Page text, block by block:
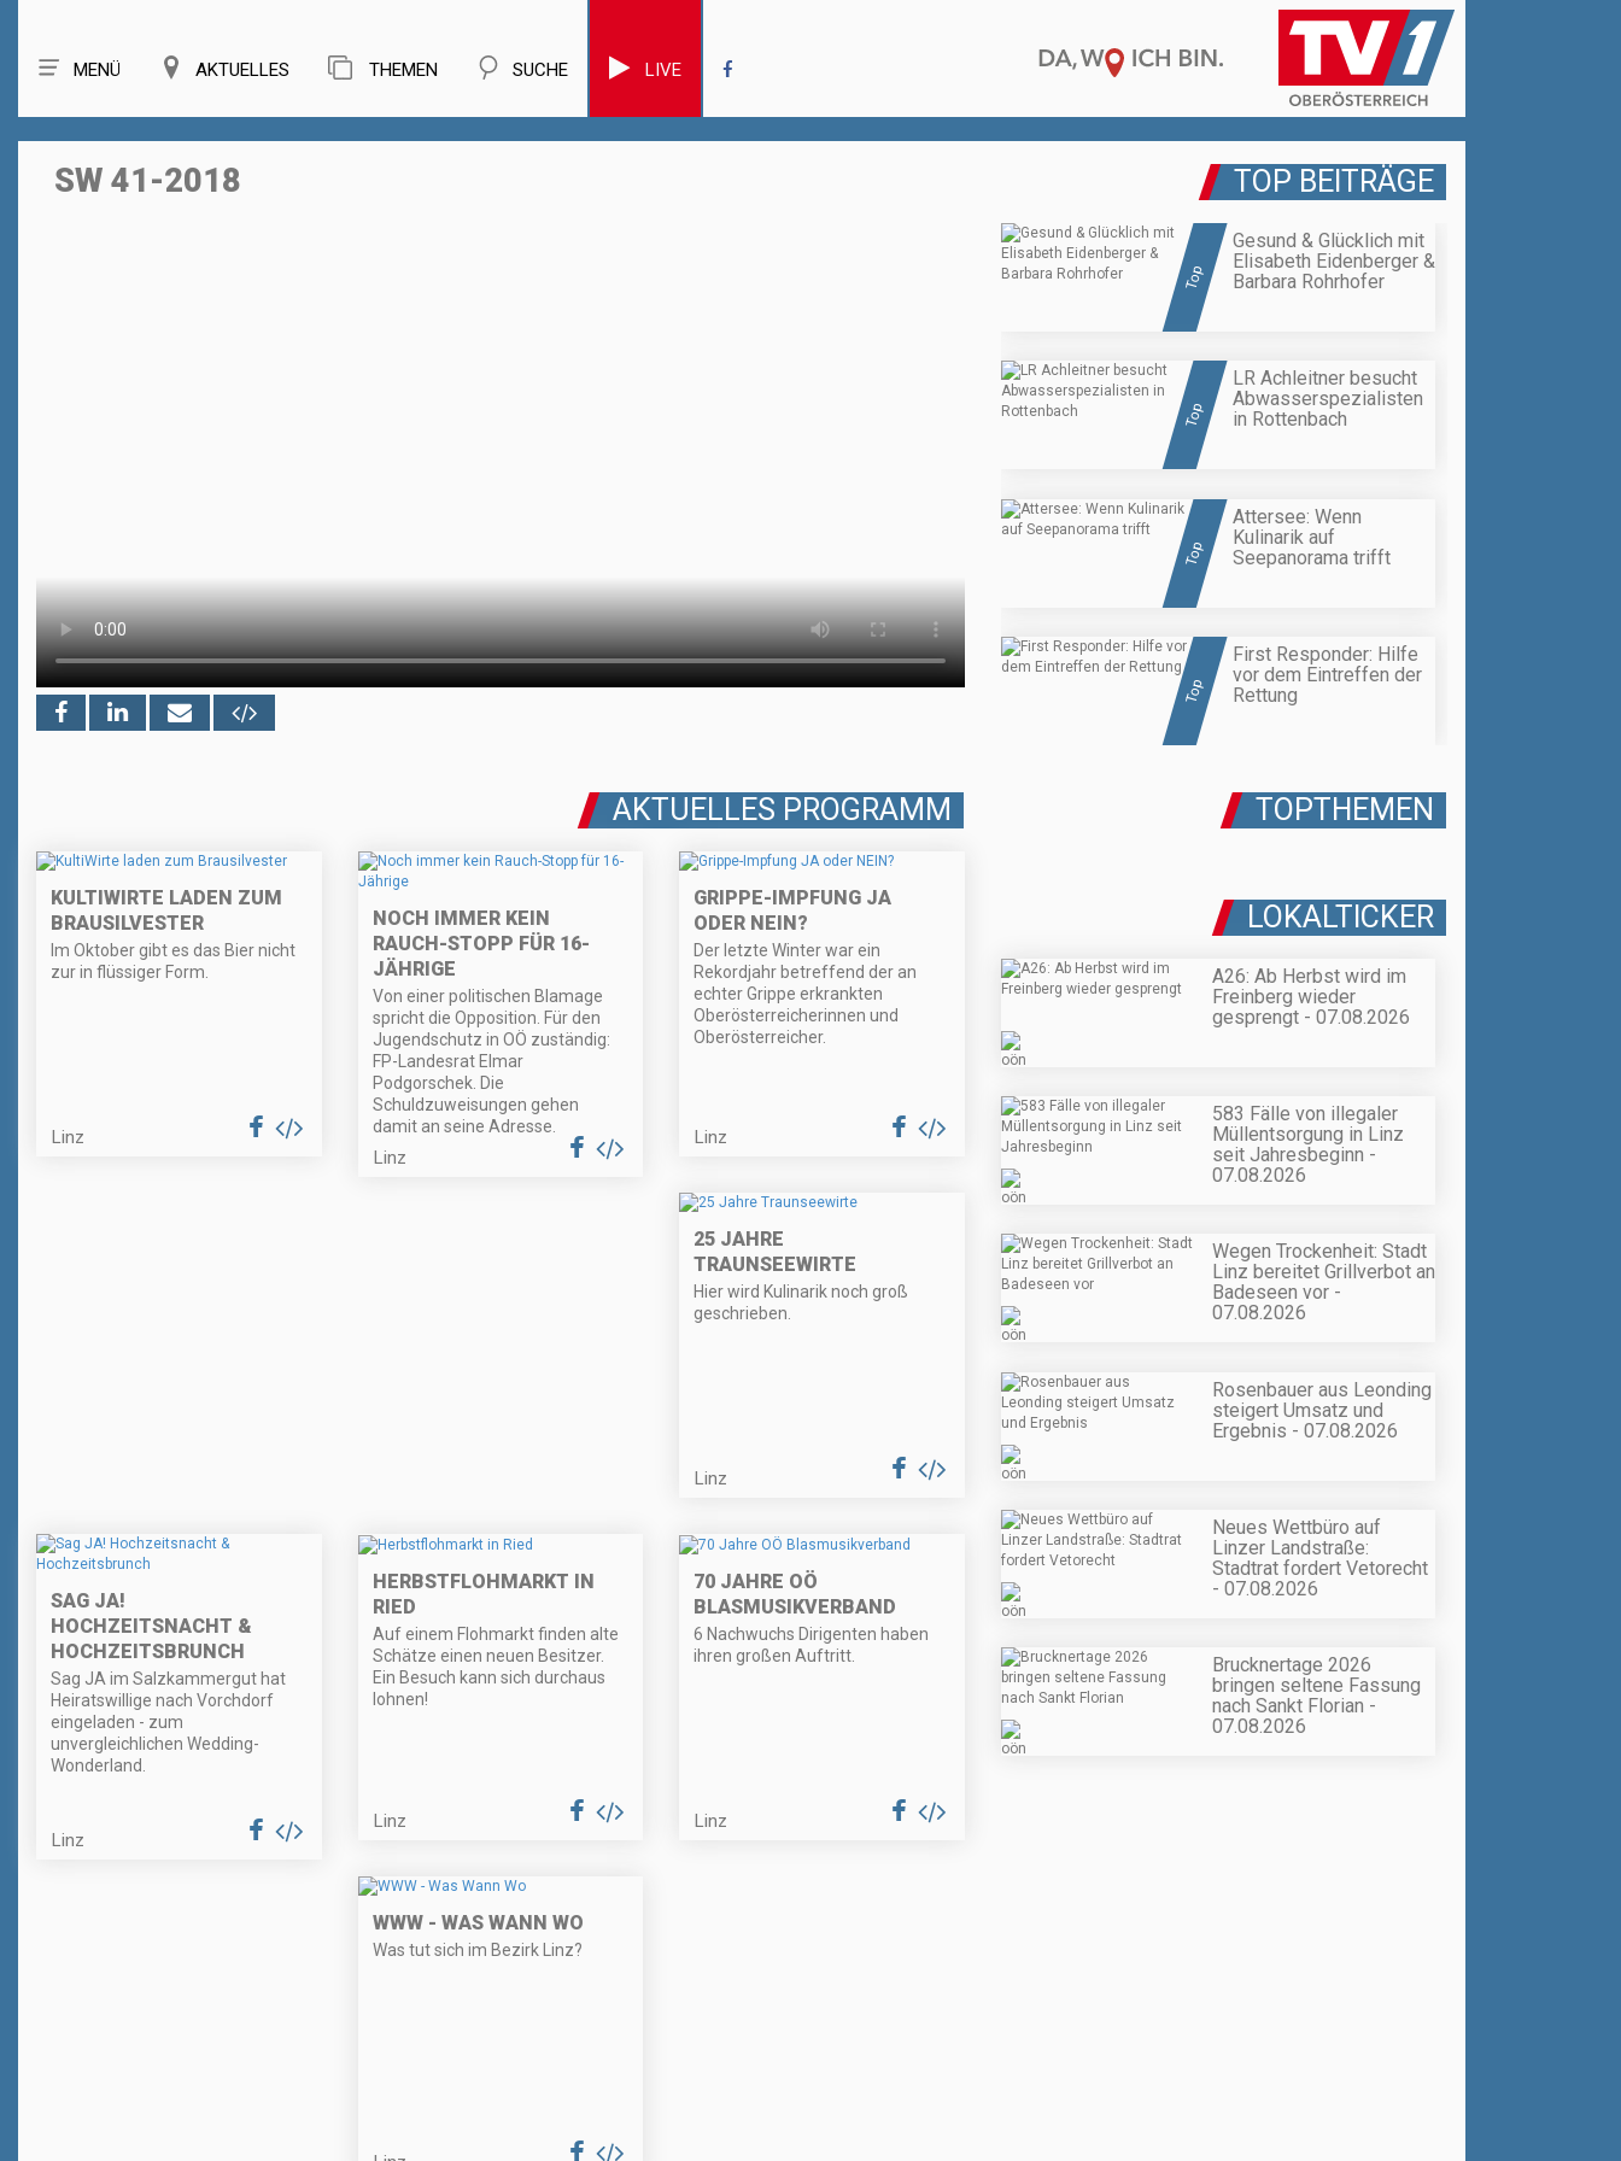
MENÜ AKTUELLES THEMEN SUCHE LIVE
SW 41-2018 TOP BEITRÄGE
Top
Gesund & Glücklich mit
Elisabeth Eidenberger &
Barbara Rohrhofer
Top
LR Achleitner besucht
Abwasserspezialisten
in Rottenbach
Top
Attersee: Wenn
Kulinarik auf
Seepanorama trifft
Top
First Responder: Hilfe
vor dem Eintreffen der
Rettung
AKTUELLES PROGRAMM
KULTIWIRTE LADEN ZUM
BRAUSILVESTER
Im Oktober gibt es das Bier nicht
zur in flüssiger Form.
Linz
NOCH IMMER KEIN
RAUCH-STOPP FÜR 16-
JÄHRIGE
Von einer politischen Blamage
spricht die Opposition. Für den
Jugendschutz in OÖ zuständig:
FP-Landesrat Elmar
Podgorschek. Die
Schuldzuweisungen gehen
damit an seine Adresse.
Linz
GRIPPE-IMPFUNG JA
ODER NEIN?
Der letzte Winter war ein
Rekordjahr betreffend der an
echter Grippe erkrankten
Oberösterreicherinnen und
Oberösterreicher.
Linz
25 JAHRE
TRAUNSEEWIRTE
Hier wird Kulinarik noch groß
geschrieben.
Linz
SAG JA!
HOCHZEITSNACHT &
HOCHZEITSBRUNCH
Sag JA im Salzkammergut hat
Heiratswillige nach Vorchdorf
eingeladen - zum
unvergleichlichen Wedding-
Wonderland.
Linz
HERBSTFLOHMARKT IN
RIED
Auf einem Flohmarkt finden alte
Schätze einen neuen Besitzer.
Ein Besuch kann sich durchaus
lohnen!
Linz
70 JAHRE OÖ
BLASMUSIKVERBAND
6 Nachwuchs Dirigenten haben
ihren großen Auftritt.
Linz
WWW - WAS WANN WO
Was tut sich im Bezirk Linz?
TOPTHEMEN
LOKALTICKER
A26: Ab Herbst wird im
Freinberg wieder
gesprengt - 07.08.2026
583 Fälle von illegaler
Müllentsorgung in Linz
seit Jahresbeginn -
07.08.2026
Wegen Trockenheit: Stadt
Linz bereitet Grillverbot an
Badeseen vor -
07.08.2026
Rosenbauer aus Leonding
steigert Umsatz und
Ergebnis - 07.08.2026
Neues Wettbüro auf
Linzer Landstraße:
Stadtrat fordert Vetorecht
- 07.08.2026
Brucknertage 2026
bringen seltene Fassung
nach Sankt Florian -
07.08.2026